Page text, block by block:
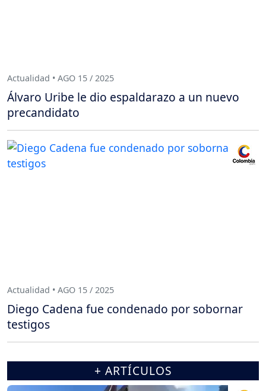
Actualidad • AGO 15 / 2025
Álvaro Uribe le dio espaldarazo a un nuevo
precandidato
Actualidad • AGO 15 / 2025
Diego Cadena fue condenado por sobornar
testigos
+ ARTÍCULOS